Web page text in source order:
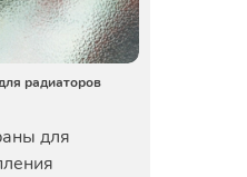
радиаторов
для